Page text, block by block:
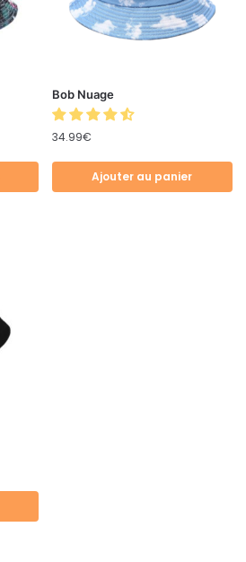
Bob Nuage
34.99€
Ajouter au panier